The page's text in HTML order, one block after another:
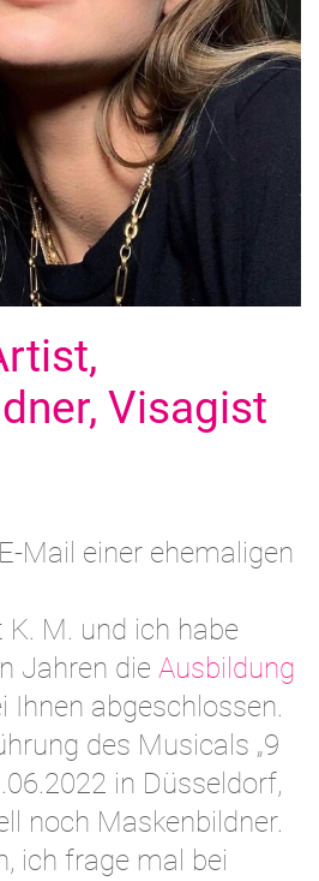
Visagist
Mail einer ehemaligen
K. M. und ich habe
Jahren die Ausbildung
Ihnen abgeschlossen.
des Musicals „9
in Düsseldorf,
noch Maskenbildner.
ich frage mal bei